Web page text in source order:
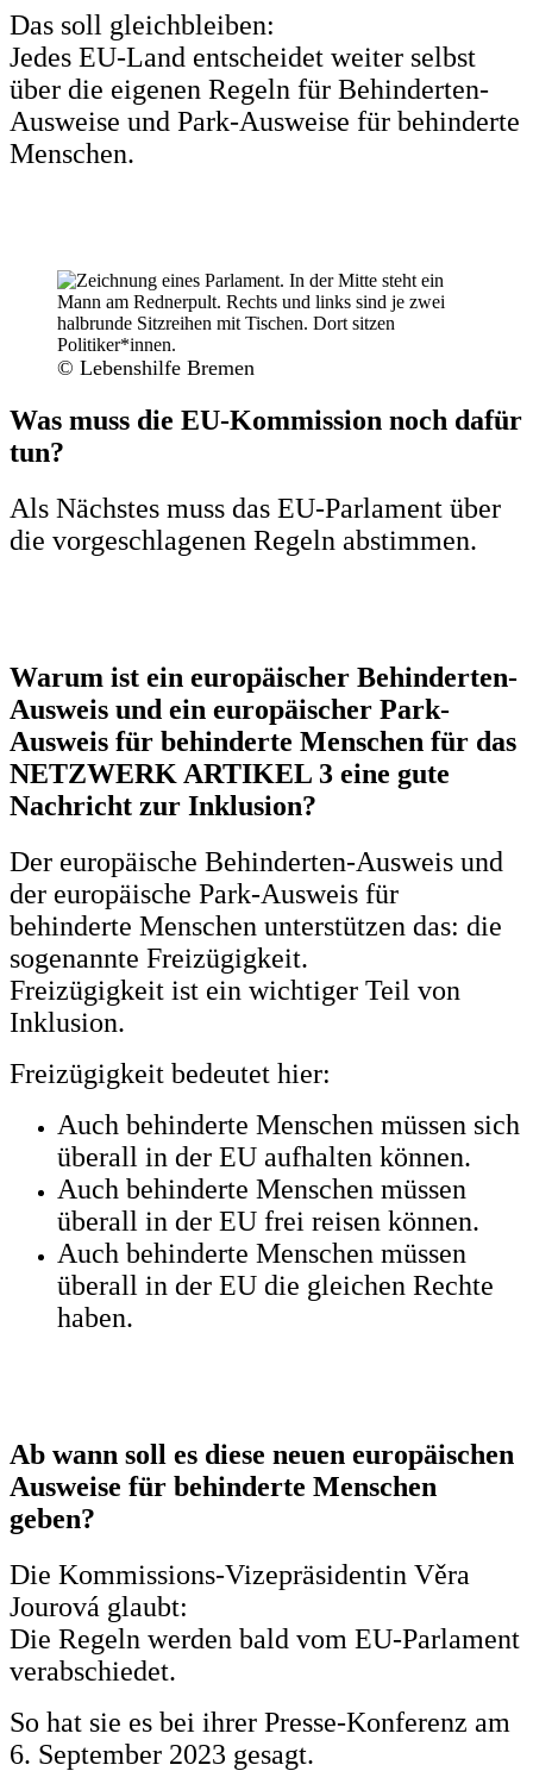
Das soll gleichbleiben:
Jedes EU-Land entscheidet weiter selbst
über die eigenen Regeln für Behinderten-
Ausweise und Park-Ausweise für behinderte
Menschen.
© Lebenshilfe Bremen
Was muss die EU-Kommission noch dafür
tun?
Als Nächstes muss das EU-Parlament über
die vorgeschlagenen Regeln abstimmen.
Warum ist ein europäischer Behinderten-
Ausweis und ein europäischer Park-
Ausweis für behinderte Menschen für das
NETZWERK ARTIKEL 3 eine gute
Nachricht zur Inklusion?
Der europäische Behinderten-Ausweis und
der europäische Park-Ausweis für
behinderte Menschen unterstützen das: die
sogenannte Freizügigkeit.
Freizügigkeit ist ein wichtiger Teil von
Inklusion.
Freizügigkeit bedeutet hier:
Auch behinderte Menschen müssen sich
überall in der EU aufhalten können.
Auch behinderte Menschen müssen
überall in der EU frei reisen können.
Auch behinderte Menschen müssen
überall in der EU die gleichen Rechte
haben.
Ab wann soll es diese neuen europäischen
Ausweise für behinderte Menschen
geben?
Die Kommissions-Vizepräsidentin Věra
Jourová glaubt:
Die Regeln werden bald vom EU-Parlament
verabschiedet.
So hat sie es bei ihrer Presse-Konferenz am
6. September 2023 gesagt.